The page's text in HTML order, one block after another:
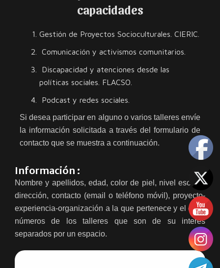
capacidades
Gestión de Proyectos Socioculturales. CIERIC.
Comunicación y activismos comunitarios.
Discapacidad y atenciones desde las
políticas sociales. FLACSO.
Podcast y redes sociales.
Si desea participar en alguno o varios talleres envíe
la información solicitada a través del formulario de
contacto que se muestra a continuación.
Información :
Nombre y apellidos, edad, color de piel, nivel escolar,
dirección, contacto (email o teléfono móvil), proyecto-
experiencia-organización a la que pertenece y el o los
números de los talleres que son de su interés
separados por un espacio.